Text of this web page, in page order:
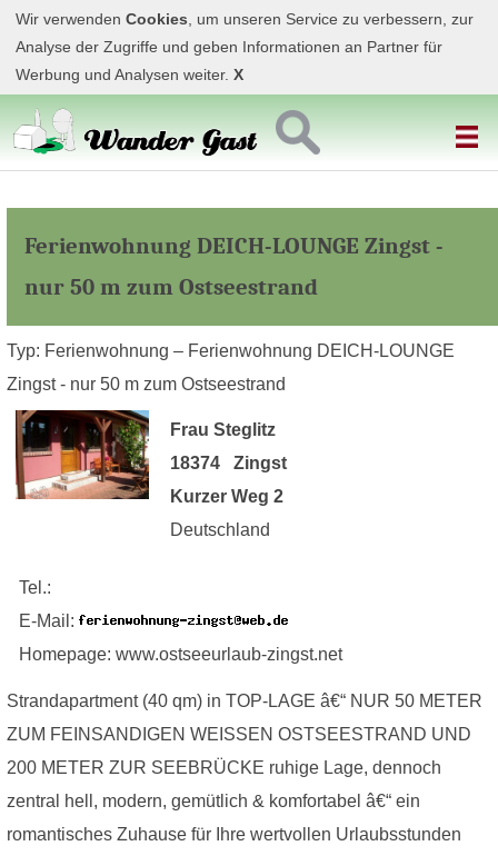
Wir verwenden Cookies , um unseren Service zu verbessern, zur
Analyse der Zugriffe und geben Informationen an Partner für
Werbung und Analysen weiter. X
Ferienwohnung DEICH-LOUNGE Zingst -
nur 50 m zum Ostseestrand
Typ: Ferienwohnung – Ferienwohnung DEICH-LOUNGE
Zingst - nur 50 m zum Ostseestrand
Frau Steglitz
18374 Zingst
Kurzer Weg 2
Deutschland
Tel.:
E-Mail:
Homepage: www.ostseeurlaub-zingst.net
Strandapartment (40 qm) in TOP-LAGE â€“ NUR 50 METER
ZUM FEINSANDIGEN WEISSEN OSTSEESTRAND UND
200 METER ZUR SEEBRÜCKE ruhige Lage, dennoch
zentral hell, modern, gemütlich & komfortabel â€“ ein
romantisches Zuhause für Ihre wertvollen Urlaubsstunden